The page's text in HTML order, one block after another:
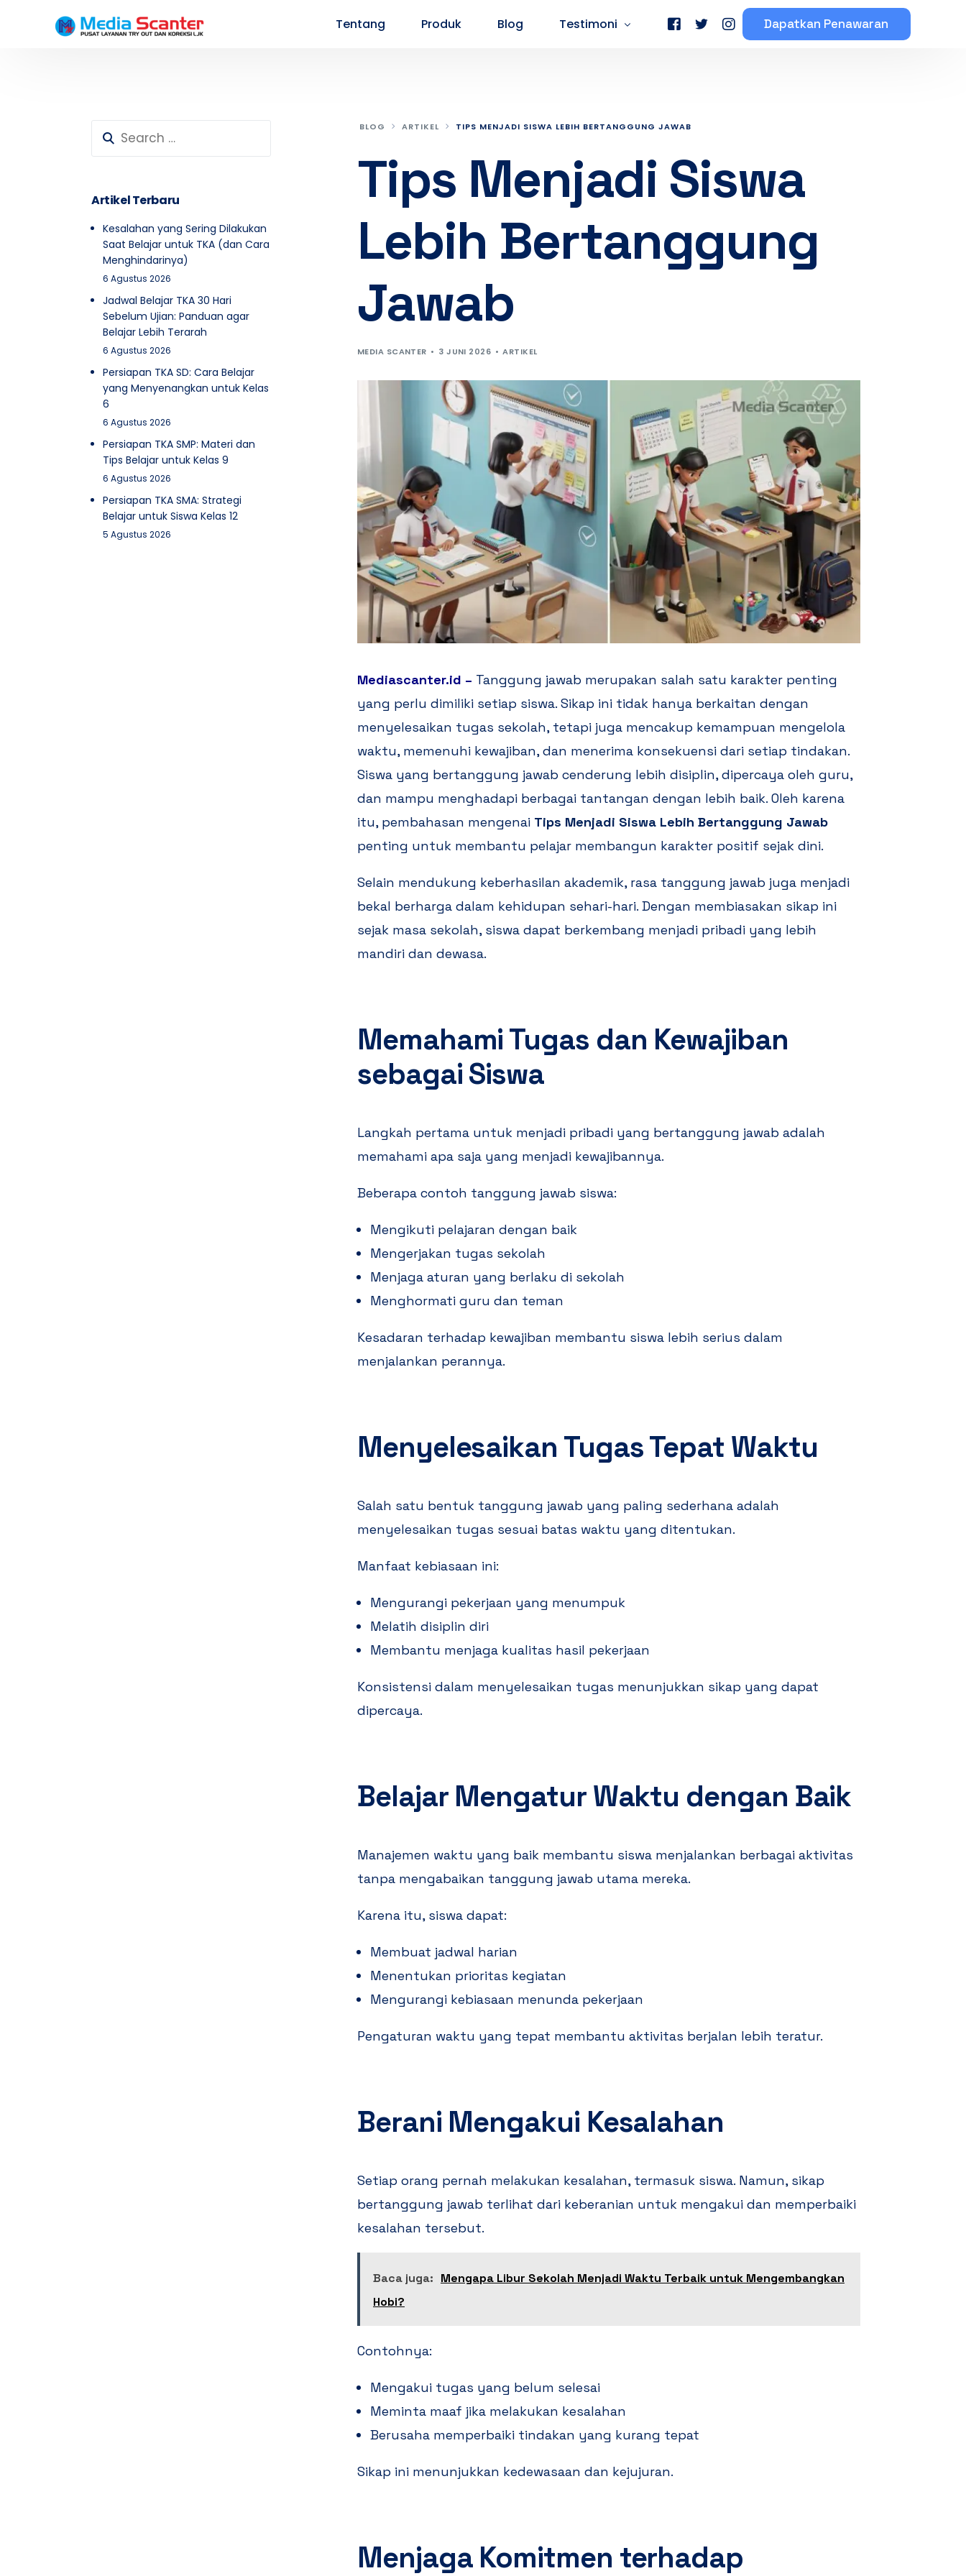
Tentang Produk Blog Testimoni Dapatkan Penawaran
BLOG ARTIKEL TIPS MENJADI SISWA LEBIH BERTANGGUNG JAWAB
Tips Menjadi Siswa
Lebih Bertanggung
Jawab
MEDIA SCANTER 3 JUNI 2026 ARTIKEL
Mediascanter.id – Tanggung jawab merupakan salah satu karakter penting
yang perlu dimiliki setiap siswa. Sikap ini tidak hanya berkaitan dengan
menyelesaikan tugas sekolah, tetapi juga mencakup kemampuan mengelola
waktu, memenuhi kewajiban, dan menerima konsekuensi dari setiap tindakan.
Siswa yang bertanggung jawab cenderung lebih disiplin, dipercaya oleh guru,
dan mampu menghadapi berbagai tantangan dengan lebih baik. Oleh karena
itu, pembahasan mengenai Tips Menjadi Siswa Lebih Bertanggung Jawab
penting untuk membantu pelajar membangun karakter positif sejak dini.
Selain mendukung keberhasilan akademik, rasa tanggung jawab juga menjadi
bekal berharga dalam kehidupan sehari-hari. Dengan membiasakan sikap ini
sejak masa sekolah, siswa dapat berkembang menjadi pribadi yang lebih
mandiri dan dewasa.
Memahami Tugas dan Kewajiban
sebagai Siswa
Langkah pertama untuk menjadi pribadi yang bertanggung jawab adalah
memahami apa saja yang menjadi kewajibannya.
Beberapa contoh tanggung jawab siswa:
Mengikuti pelajaran dengan baik
Mengerjakan tugas sekolah
Menjaga aturan yang berlaku di sekolah
Menghormati guru dan teman
Kesadaran terhadap kewajiban membantu siswa lebih serius dalam
menjalankan perannya.
Menyelesaikan Tugas Tepat Waktu
Salah satu bentuk tanggung jawab yang paling sederhana adalah
menyelesaikan tugas sesuai batas waktu yang ditentukan.
Manfaat kebiasaan ini:
Mengurangi pekerjaan yang menumpuk
Melatih disiplin diri
Membantu menjaga kualitas hasil pekerjaan
Konsistensi dalam menyelesaikan tugas menunjukkan sikap yang dapat
dipercaya.
Belajar Mengatur Waktu dengan Baik
Manajemen waktu yang baik membantu siswa menjalankan berbagai aktivitas
tanpa mengabaikan tanggung jawab utama mereka.
Karena itu, siswa dapat:
Membuat jadwal harian
Menentukan prioritas kegiatan
Mengurangi kebiasaan menunda pekerjaan
Pengaturan waktu yang tepat membantu aktivitas berjalan lebih teratur.
Berani Mengakui Kesalahan
Setiap orang pernah melakukan kesalahan, termasuk siswa. Namun, sikap
bertanggung jawab terlihat dari keberanian untuk mengakui dan memperbaiki
kesalahan tersebut.
Baca juga: Mengapa Libur Sekolah Menjadi Waktu Terbaik untuk Mengembangkan
Hobi?
Contohnya:
Mengakui tugas yang belum selesai
Meminta maaf jika melakukan kesalahan
Berusaha memperbaiki tindakan yang kurang tepat
Sikap ini menunjukkan kedewasaan dan kejujuran.
Menjaga Komitmen terhadap
Artikel Terbaru
Kesalahan yang Sering Dilakukan
Saat Belajar untuk TKA (dan Cara
Menghindarinya)
6 Agustus 2026
Jadwal Belajar TKA 30 Hari
Sebelum Ujian: Panduan agar
Belajar Lebih Terarah
6 Agustus 2026
Persiapan TKA SD: Cara Belajar
yang Menyenangkan untuk Kelas
6
6 Agustus 2026
Persiapan TKA SMP: Materi dan
Tips Belajar untuk Kelas 9
6 Agustus 2026
Persiapan TKA SMA: Strategi
Belajar untuk Siswa Kelas 12
5 Agustus 2026